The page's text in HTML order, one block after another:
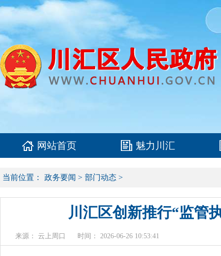
网站首页 魅力川汇
当前位置： 政务要闻 > 部门动态 >
川汇区创新推行“监管
来源： 云上周口 时间： 2026-06-26 10:53:41